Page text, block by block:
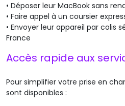
• Déposer leur MacBook sans
• Faire appel à un coursier
• Envoyer leur appareil par colis
France
Accès rapide aux
Pour simplifier votre prise en
sont disponibles :